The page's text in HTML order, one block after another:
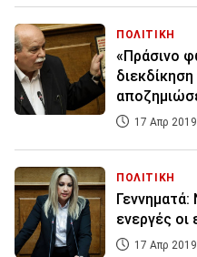
ΠΟΛΙΤΙΚΗ
«Πράσινο
17 Απρ
ΠΟΛΙΤΙΚΗ
Γεννηματά:
ενεργές οι
17 Απρ